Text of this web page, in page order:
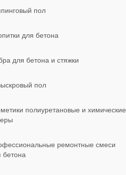
пол
для бетона
для бетона и стяжки
пол
полиуретановые и химические
ремонтные смеси
бетона